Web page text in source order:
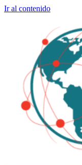
Ir al contenido